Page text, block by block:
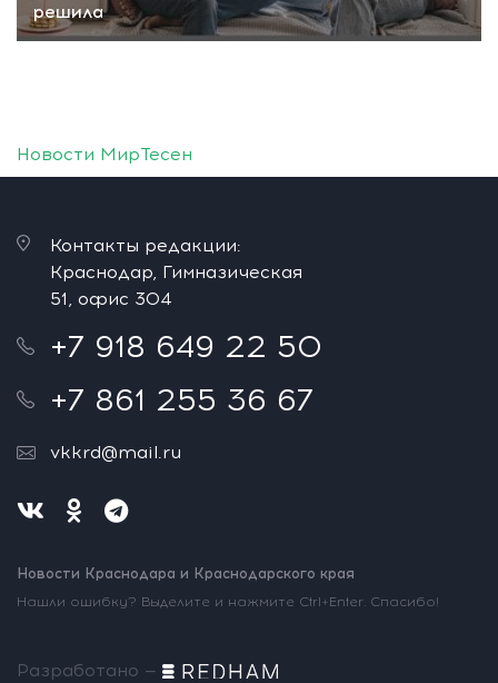
решила
Новости МирТесен
Контакты редакции:
Краснодар, Гимназическая
51, офис 304
+7 918 649 22 50
+7 861 255 36 67
vkkrd@mail.ru
Новости Краснодара и Краснодарского края
Нашли ошибку? Выделите и нажмите Ctrl+Enter. Спасибо!
Разработано —